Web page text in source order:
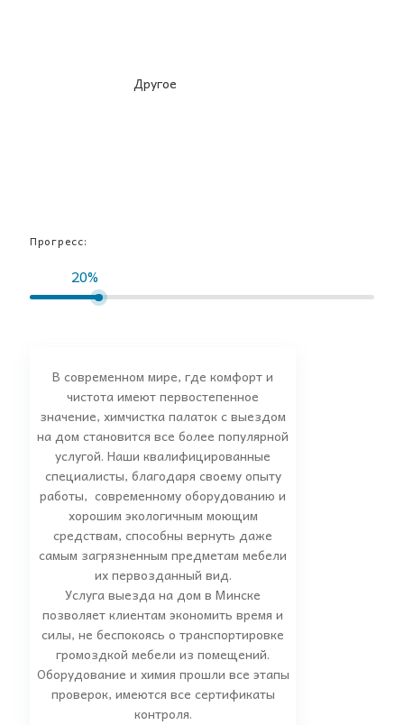
Другое
Прогресс:
20%
В современном мире, где комфорт и
чистота имеют первостепенное
значение, химчистка палаток с выездом
на дом становится все более популярной
услугой. Наши квалифицированные
специалисты, благодаря своему опыту
работы, современному оборудованию и
хорошим экологичным моющим
средствам, способны вернуть даже
самым загрязненным предметам мебели
их первозданный вид.
Услуга выезда на дом в Минске
позволяет клиентам экономить время и
силы, не беспокоясь о транспортировке
громоздкой мебели из помещений.
Оборудование и химия прошли все этапы
проверок, имеются все сертификаты
контроля.